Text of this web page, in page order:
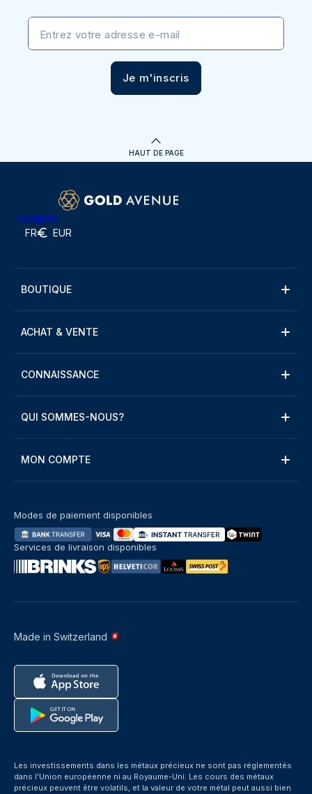
Entrez votre adresse e-mail
Je m'inscris
HAUT DE PAGE
Trustpilot
FR EUR
BOUTIQUE
ACHAT & VENTE
CONNAISSANCE
QUI SOMMES-NOUS?
MON COMPTE
Made in Switzerland
Modes de paiement disponibles
Services de livraison disponibles
Les investissements dans les métaux précieux ne sont pas réglementés
dans l’Union européenne ni au Royaume-Uni. Les cours des métaux
précieux peuvent être volatils, et la valeur de votre métal peut aussi bien